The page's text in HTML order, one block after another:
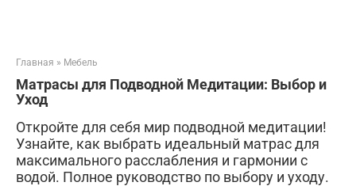
Главная » Мебель
Матрасы для Подводной Медитации: Выбор и
Уход
Откройте для себя мир подводной медитации!
Узнайте, как выбрать идеальный матрас для
максимального расслабления и гармонии с
водой. Полное руководство по выбору и уходу.